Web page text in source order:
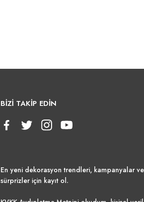
BİZİ TAKİP EDİN
En yeni dekorasyon trendleri, kampanyalar
sürprizler için kayıt ol.